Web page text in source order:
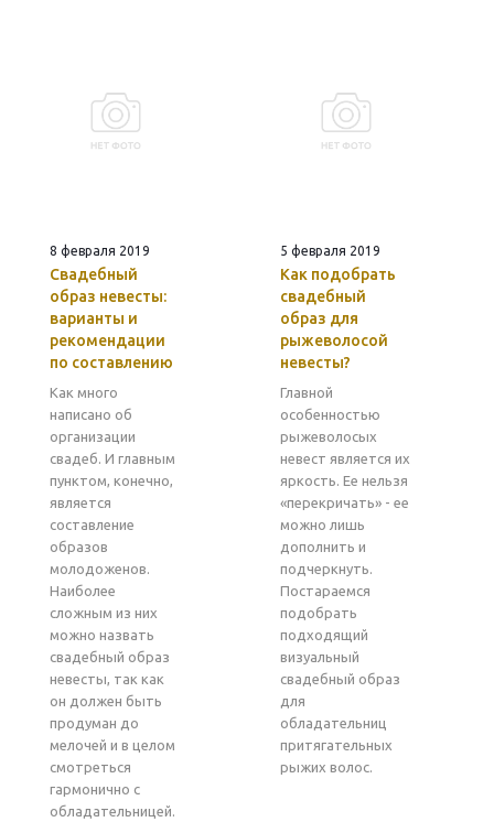
8 февраля 2019
Свадебный
образ невесты:
варианты и
рекомендации
по составлению
Как много
написано об
организации
свадеб. И главным
пунктом, конечно,
является
составление
образов
молодоженов.
Наиболее
сложным из них
можно назвать
свадебный образ
невесты, так как
он должен быть
продуман до
мелочей и в целом
смотреться
гармонично с
обладательницей.
5 февраля 2019
Как подобрать
свадебный
образ для
рыжеволосой
невесты?
Главной
особенностью
рыжеволосых
невест является их
яркость. Ее нельзя
«перекричать» - ее
можно лишь
дополнить и
подчеркнуть.
Постараемся
подобрать
подходящий
визуальный
свадебный образ
для
обладательниц
притягательных
рыжих волос.